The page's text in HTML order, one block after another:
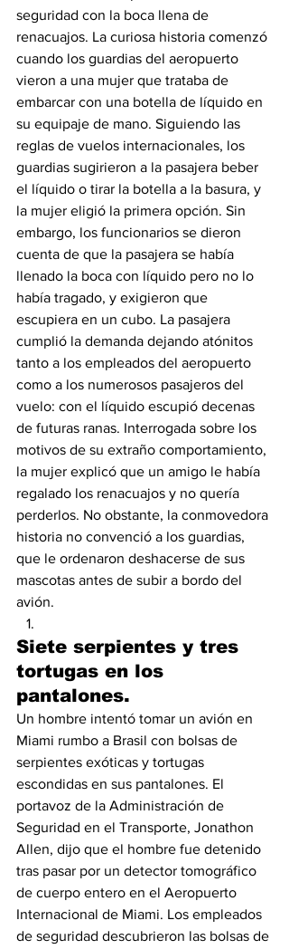
seguridad con la boca llena de
renacuajos. La curiosa historia comenzó
cuando los guardias del aeropuerto
vieron a una mujer que trataba de
embarcar con una botella de líquido en
su equipaje de mano. Siguiendo las
reglas de vuelos internacionales, los
guardias sugirieron a la pasajera beber
el líquido o tirar la botella a la basura, y
la mujer eligió la primera opción. Sin
embargo, los funcionarios se dieron
cuenta de que la pasajera se había
llenado la boca con líquido pero no lo
había tragado, y exigieron que
escupiera en un cubo. La pasajera
cumplió la demanda dejando atónitos
tanto a los empleados del aeropuerto
como a los numerosos pasajeros del
vuelo: con el líquido escupió decenas
de futuras ranas. Interrogada sobre los
motivos de su extraño comportamiento,
la mujer explicó que un amigo le había
regalado los renacuajos y no quería
perderlos. No obstante, la conmovedora
historia no convenció a los guardias,
que le ordenaron deshacerse de sus
mascotas antes de subir a bordo del
avión.
Siete serpientes y tres
tortugas en los
pantalones.
Un hombre intentó tomar un avión en
Miami rumbo a Brasil con bolsas de
serpientes exóticas y tortugas
escondidas en sus pantalones. El
portavoz de la Administración de
Seguridad en el Transporte, Jonathon
Allen, dijo que el hombre fue detenido
tras pasar por un detector tomográfico
de cuerpo entero en el Aeropuerto
Internacional de Miami. Los empleados
de seguridad descubrieron las bolsas de